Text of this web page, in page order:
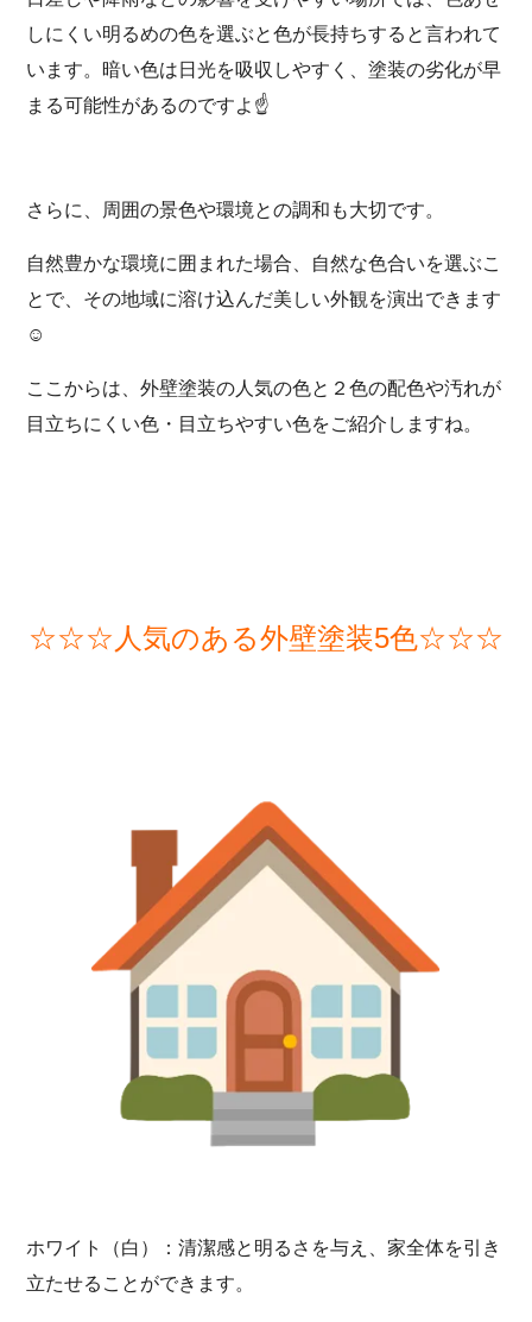
しにくい明るめの色を選ぶと色が長持ちすると言われて
います。暗い色は日光を吸収しやすく、塗装の劣化が早
まる可能性があるのですよ☝
さらに、周囲の景色や環境との調和も大切です。
自然豊かな環境に囲まれた場合、自然な色合いを選ぶこ
とで、その地域に溶け込んだ美しい外観を演出できます
☺
ここからは、外壁塗装の人気の色と２色の配色や汚れが
目立ちにくい色・目立ちやすい色をご紹介しますね。
☆☆☆人気のある外壁塗装5色☆☆☆
ホワイト（白）：清潔感と明るさを与え、家全体を引き
立たせることができます。